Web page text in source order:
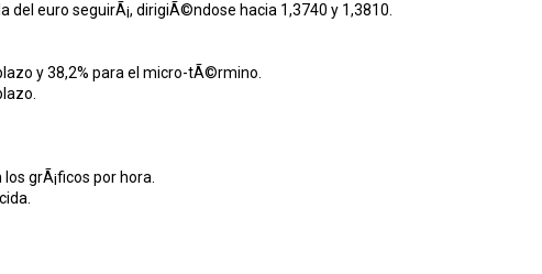
del euro seguirÃ¡, dirigiÃ©ndose hacia 1,3740 y 1,3810.
y 38,2% para el micro-tÃ©rmino.
grÃ¡ficos por hora.